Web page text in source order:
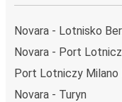
niż podróż
nad tym, by jeszcze
flocie autobusów,
technologie napędu i
pasażerom
Novara - Lotnisko
Novara - Port
Port Lotniczy Milano
Novara - Turyn